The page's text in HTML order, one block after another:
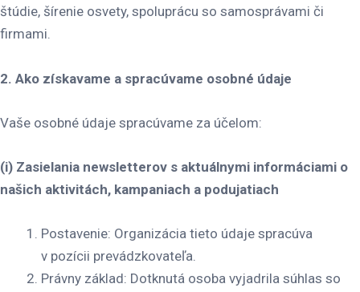
štúdie, šírenie osvety, spoluprácu so samosprávami či
firmami.
2. Ako získavame a spracúvame osobné údaje
Vaše osobné údaje spracúvame za účelom:
(i) Zasielania newsletterov s aktuálnymi informáciami o
našich aktivitách, kampaniach a podujatiach
Postavenie: Organizácia tieto údaje spracúva
v pozícii prevádzkovateľa.
Právny základ: Dotknutá osoba vyjadrila súhlas so